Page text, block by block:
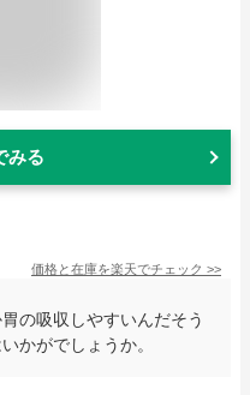
みる
価格と在庫を楽天でチェック >>
の吸収しやすいんだそう
かがでしょうか。